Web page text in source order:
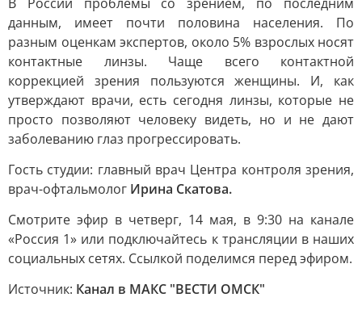
данным, имеет почти половина населения. По
разным оценкам экспертов, около 5% взрослых носят
контактные линзы. Чаще всего контактной
коррекцией зрения пользуются женщины. И, как
утверждают врачи, есть сегодня линзы, которые не
просто позволяют человеку видеть, но и не дают
заболеванию глаз прогрессировать.
Гость студии: главный врач Центра контроля зрения,
врач-офтальмолог Ирина Скатова.
Смотрите эфир в четверг, 14 мая, в 9:30 на канале
«Россия 1» или подключайтесь к трансляции в наших
социальных сетях. Ссылкой поделимся перед эфиром.
Источник: Канал в МАКС "ВЕСТИ ОМСК"